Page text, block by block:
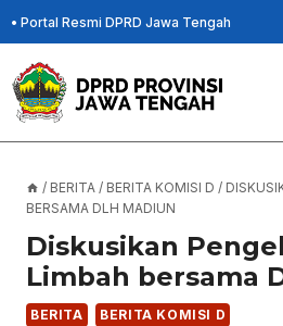
Skip
to
content
• Portal Resmi DPRD Jawa Tengah
/ BERITA / BERITA KOMISI D /
BERSAMA DLH MADIUN
Diskusikan
Limbah bersama
BERITA BERITA KOMISI D